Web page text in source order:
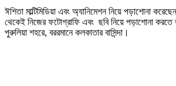
ঈশিতা মাল্টিমিডিয়া এবং অ্যানিমেশন নিয়ে পড়াশোনা
থেকেই নিজের ফটোগ্রাফি এবং ছবি নিয়ে পড়াশোনা করতে
পুরুলিয়া শহরে, বররমানে কলকাতার বাসিন্দা।